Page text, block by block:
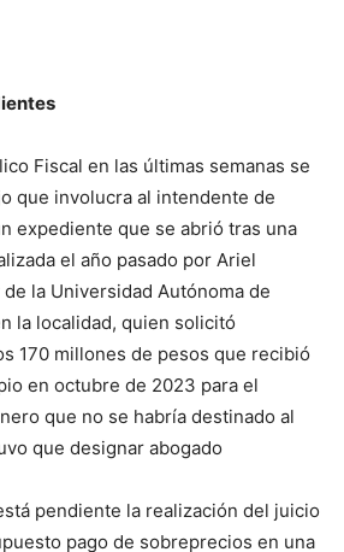
Fiscal en las últimas semanas se
que involucra al intendente de
expediente que se abrió tras una
el año pasado por Ariel
la Universidad Autónoma de
la localidad, quien solicitó
170 millones de pesos que recibió
en octubre de 2023 para el
que no se habría destinado al
que designar abogado
pendiente la realización del juicio
pago de sobreprecios en una